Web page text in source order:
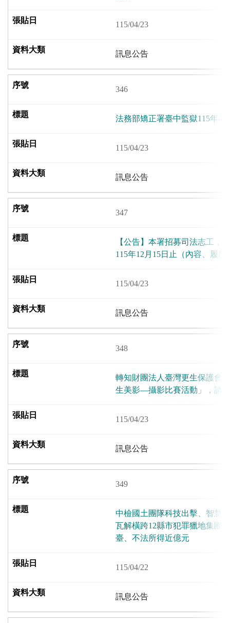
115/04/23
訊息公告
346
法務部矯正署臺中監獄115年4
115/04/23
訊息公告
347
【公告】本署招募司法志工，
115年12月15日止（內容、履
115/04/23
訊息公告
348
轉知財團法人臺灣更生保護會
生美影—攝影比賽活動」，請
115/04/23
訊息公告
349
中檢國土團隊科技出擊、智慧
瓦解橫跨12縣市犯罪獵地集團
臺、不法所得近億元
115/04/22
訊息公告